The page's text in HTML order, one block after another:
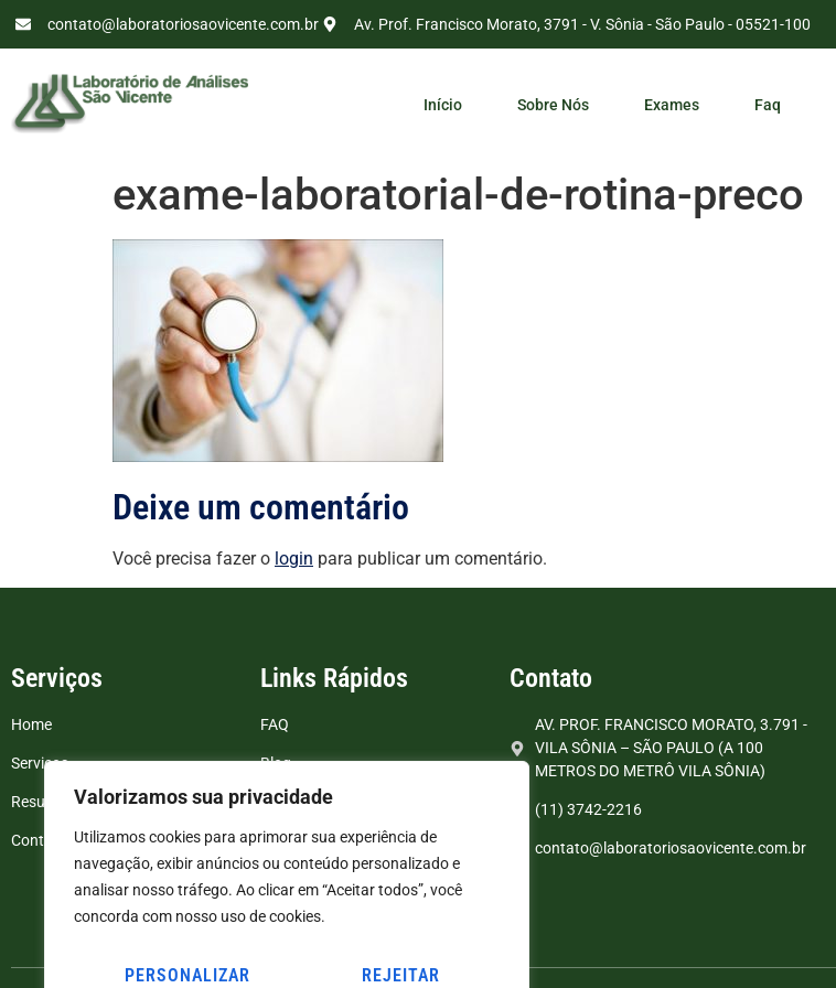
Valorizamos sua privacidade
Utilizamos cookies para aprimorar sua experiência de
navegação, exibir anúncios ou conteúdo personalizado e
analisar nosso tráfego. Ao clicar em “Aceitar todos”, você
concorda com nosso uso de cookies.
PERSONALIZAR REJEITAR
contato@laboratoriosaovicente.com.br Av. Prof. Francisco Morato, 3791 - V. Sônia - São Paulo - 05521-100
Início Sobre Nós Exames Faq
exame-laboratorial-de-rotina-preco
Deixe um comentário
Você precisa fazer o login para publicar um comentário.
Serviços
Home
Serviços
Resultados de exames
Contato
Links Rápidos
FAQ
Blog
Politica de Privacidade
Termos e Condições
Contato
AV. PROF. FRANCISCO MORATO, 3.791 -
VILA SÔNIA – SÃO PAULO (A 100
METROS DO METRÔ VILA SÔNIA)
(11) 3742-2216
contato@laboratoriosaovicente.com.br